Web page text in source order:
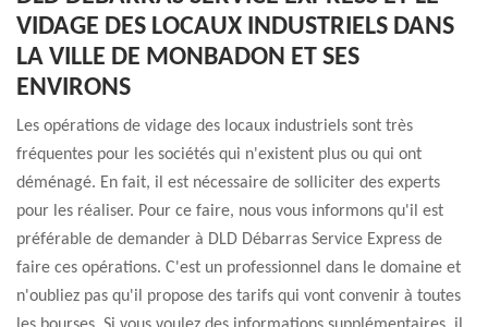
VIDAGE DES LOCAUX INDUSTRIELS DANS
LA VILLE DE MONBADON ET SES
ENVIRONS
Les opérations de vidage des locaux industriels sont très
fréquentes pour les sociétés qui n'existent plus ou qui ont
déménagé. En fait, il est nécessaire de solliciter des experts
pour les réaliser. Pour ce faire, nous vous informons qu'il est
préférable de demander à DLD Débarras Service Express de
faire ces opérations. C'est un professionnel dans le domaine et
n'oubliez pas qu'il propose des tarifs qui vont convenir à toutes